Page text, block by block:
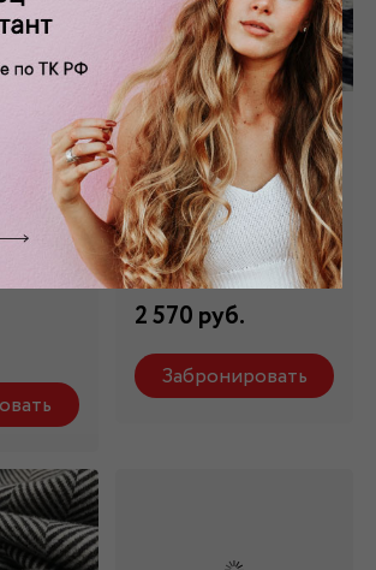
сине-
Трикотаж в сине-
белую полоску
ТР-10695
Состав: 35%
вискоза,65% п/э
2 570 руб.
Забронировать